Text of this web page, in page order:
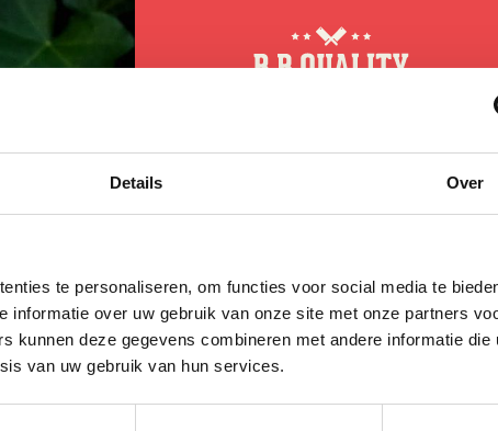
Details Over
te personaliseren, om functies voor social media te
informatie over uw gebruik van onze site met onze partners
kunnen deze gegevens combineren met andere informatie die
van uw gebruik van hun services.
20%
Burger
(3
€ 30,80
ACTIE 8 halen, 6 betalen
€ 38,- €
ACTIE
10% korting op je
eerste bestelling*
VOORNAAM*